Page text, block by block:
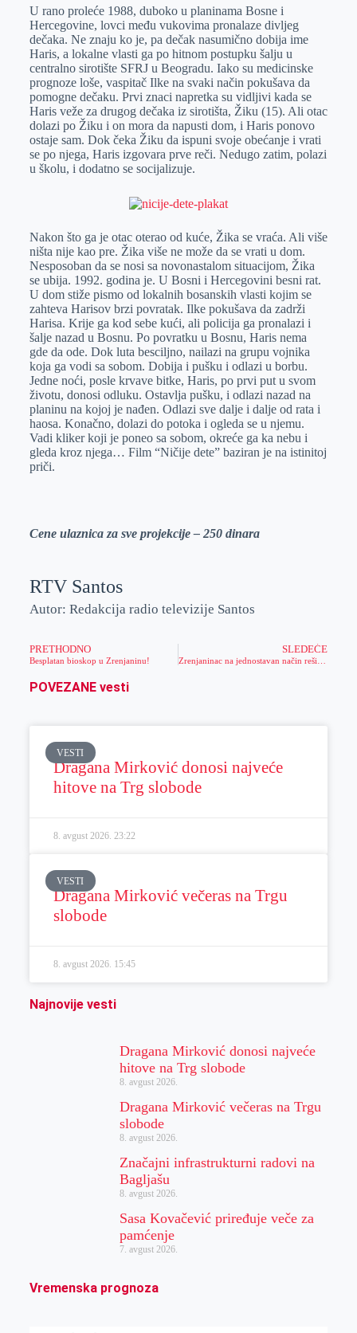
U rano proleće 1988, duboko u planinama Bosne i
Hercegovine, lovci među vukovima pronalaze divljeg
dečaka. Ne znaju ko je, pa dečak nasumično dobija ime
Haris, a lokalne vlasti ga po hitnom postupku šalju u
centralno sirotište SFRJ u Beogradu. Iako su medicinske
prognoze loše, vaspitač Ilke na svaki način pokušava da
pomogne dečaku. Prvi znaci napretka su vidljivi kada se
Haris veže za drugog dečaka iz sirotišta, Žiku (15). Ali otac
dolazi po Žiku i on mora da napusti dom, i Haris ponovo
ostaje sam. Dok čeka Žiku da ispuni svoje obećanje i vrati
se po njega, Haris izgovara prve reči. Nedugo zatim, polazi
u školu, i dodatno se socijalizuje.
Nakon što ga je otac oterao od kuće, Žika se vraća. Ali više
ništa nije kao pre. Žika više ne može da se vrati u dom.
Nesposoban da se nosi sa novonastalom situacijom, Žika
se ubija. 1992. godina je. U Bosni i Hercegovini besni rat.
U dom stiže pismo od lokalnih bosanskih vlasti kojim se
zahteva Harisov brzi povratak. Ilke pokušava da zadrži
Harisa. Krije ga kod sebe kući, ali policija ga pronalazi i
šalje nazad u Bosnu. Po povratku u Bosnu, Haris nema
gde da ode. Dok luta besciljno, nailazi na grupu vojnika
koja ga vodi sa sobom. Dobija i pušku i odlazi u borbu.
Jedne noći, posle krvave bitke, Haris, po prvi put u svom
životu, donosi odluku. Ostavlja pušku, i odlazi nazad na
planinu na kojoj je nađen. Odlazi sve dalje i dalje od rata i
haosa. Konačno, dolazi do potoka i ogleda se u njemu.
Vadi kliker koji je poneo sa sobom, okreće ga ka nebu i
gleda kroz njega… Film “Ničije dete” baziran je na istinitoj
priči.
Cene ulaznica za sve projekcije – 250 dinara
RTV Santos
Autor: Redakcija radio televizije Santos
PRETHODNO
Besplatan bioskop u Zrenjaninu!
SLEDEĆE
POVEZANE vesti
VESTI
Dragana Mirković donosi najveće
hitove na Trg slobode
8. avgust 2026. 23:22
VESTI
Dragana Mirković večeras na Trgu
slobode
8. avgust 2026. 15:45
Najnovije vesti
Dragana Mirković donosi najveće
hitove na Trg slobode
8. avgust 2026.
Dragana Mirković večeras na Trgu
slobode
8. avgust 2026.
Značajni infrastrukturni radovi na
Bagljašu
8. avgust 2026.
Sasa Kovačević priređuje veče za
pamćenje
7. avgust 2026.
Vremenska prognoza